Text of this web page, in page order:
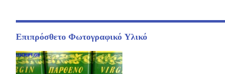
Επιπρόσθετο Φωτογραφικό Υλικό